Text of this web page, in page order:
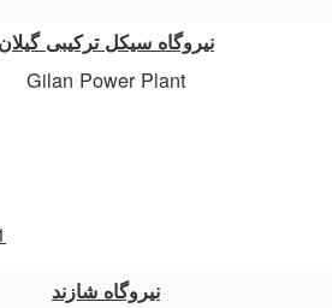
نیروگاه سیکل ترکیبی گیلان
Gilan Power Plant
نیروگاه شازند